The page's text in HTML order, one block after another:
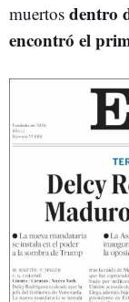
muertos dentro
encontró el